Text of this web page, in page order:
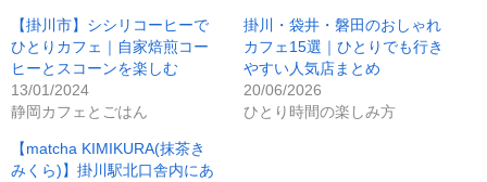
【掛川市】シシリコーヒーで
ひとりカフェ｜自家焙煎コー
ヒーとスコーンを楽しむ
13/01/2024
静岡カフェとごはん
掛川・袋井・磐田のおしゃれ
カフェ15選｜ひとりでも行き
やすい人気店まとめ
20/06/2026
ひとり時間の楽しみ方
【matcha KIMIKURA(抹茶き
みくら)】掛川駅北口舎内にあ